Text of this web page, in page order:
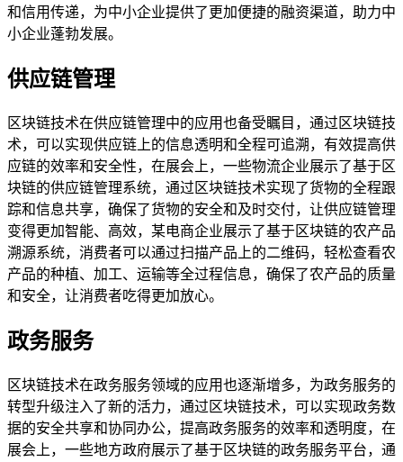
和信用传递，为中小企业提供了更加便捷的融资渠道，助力中
小企业蓬勃发展。
供应链管理
区块链技术在供应链管理中的应用也备受瞩目，通过区块链技
术，可以实现供应链上的信息透明和全程可追溯，有效提高供
应链的效率和安全性，在展会上，一些物流企业展示了基于区
块链的供应链管理系统，通过区块链技术实现了货物的全程跟
踪和信息共享，确保了货物的安全和及时交付，让供应链管理
变得更加智能、高效，某电商企业展示了基于区块链的农产品
溯源系统，消费者可以通过扫描产品上的二维码，轻松查看农
产品的种植、加工、运输等全过程信息，确保了农产品的质量
和安全，让消费者吃得更加放心。
政务服务
区块链技术在政务服务领域的应用也逐渐增多，为政务服务的
转型升级注入了新的活力，通过区块链技术，可以实现政务数
据的安全共享和协同办公，提高政务服务的效率和透明度，在
展会上，一些地方政府展示了基于区块链的政务服务平台，通